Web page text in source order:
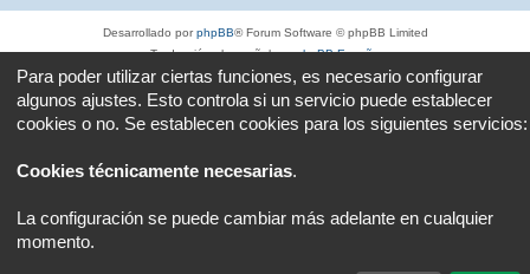
Desarrollado porphpBB® Forum Software © phpBB Limited
Traducción al español porphpBB España
Privacidad|Condiciones
Para poder utilizar ciertas funciones, es necesario configurar
algunos ajustes. Esto controla si un servicio puede establecer
cookies o no. Se establecen cookies para los siguientes servicios:
Cookies técnicamente necesarias.
La configuración se puede cambiar más adelante en cualquier
momento.